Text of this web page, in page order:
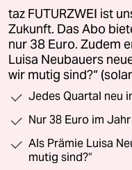
taz FUTURZWEI ist
Zukunft. Das Abo
nur 38 Euro. Zudem
Luisa Neubauers
wir mutig sind?“
Jedes Quartal neu
Nur 38 Euro im Jahr
Als Prämie Luisa
mutig sind?“